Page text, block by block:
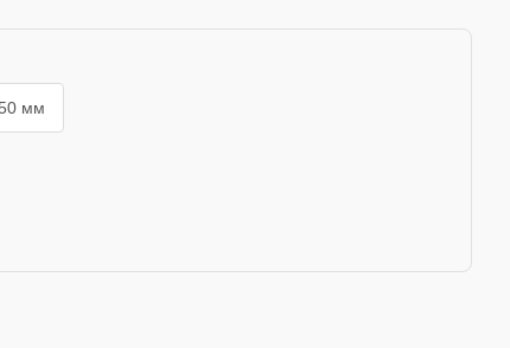
трубчатых контура
медный
белый матовый
мм